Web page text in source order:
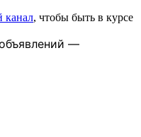
канал, чтобы быть в курсе
—